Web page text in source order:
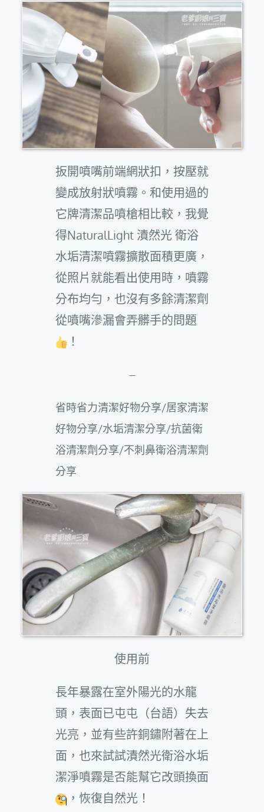
扳開噴嘴前端網狀扣，按壓就
變成放射狀噴霧。和使用過的
它牌清潔品噴槍相比較，我覺
得NaturalLight 漬然光 衛浴
水垢清潔噴霧擴散面積更廣，
從照片就能看出使用時，噴霧
分布均勻，也沒有多餘清潔劑
從噴嘴滲漏會弄髒手的問題
！
–
省時省力清潔好物分享/居家清潔
好物分享/水垢清潔分享/抗菌衛
浴清潔劑分享/不刺鼻衛浴清潔劑
分享
使用前
長年暴露在室外陽光的水龍
頭，表面已屯屯（台語）失去
光亮，並有些許銅鏽附著在上
面，也來試試漬然光衛浴水垢
潔淨噴霧是否能幫它改頭換面
，恢復自然光！